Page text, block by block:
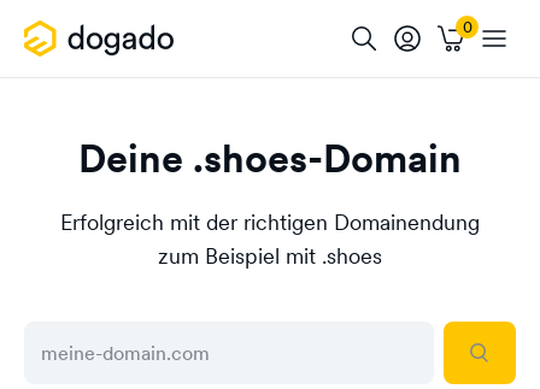
Deine .shoes-Domain
Erfolgreich mit der richtigen Domainendung
zum Beispiel mit .shoes